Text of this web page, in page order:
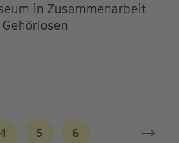
in Zusammenarbeit
4 5 6